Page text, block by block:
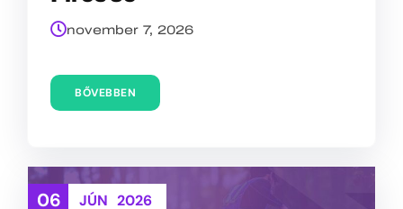
november 7, 2026
BŐVEBBEN
06 JÚN 2026